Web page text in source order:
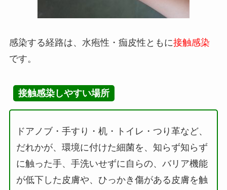
感染する経路は、水疱性・痂皮性ともに接触感染
です。
接触感染しやすい場所
ドアノブ・手すり・机・トイレ・つり革など、
だれかが、環境に付けた細菌を、知らず知らず
に触った手、手洗いせずに自らの、バリア機能
が低下した皮膚や、ひっかき傷がある皮膚を触